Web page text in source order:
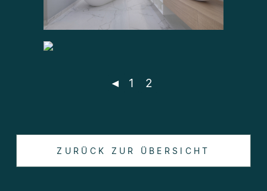
◄ 1 2
ZURÜCK ZUR ÜBERSICHT